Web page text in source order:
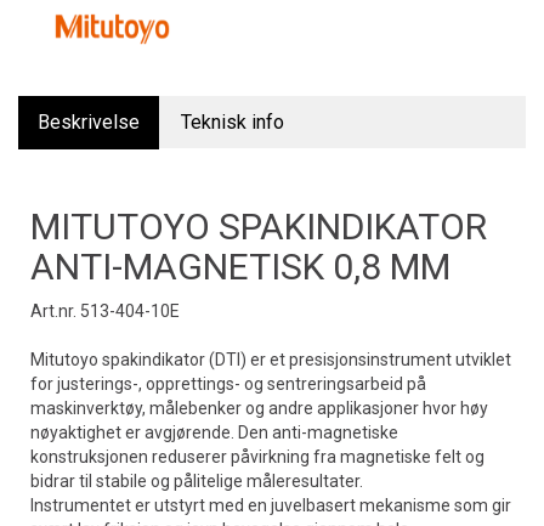
Beskrivelse Teknisk info
MITUTOYO SPAKINDIKATOR
ANTI-MAGNETISK 0,8 MM
Art.nr. 513-404-10E
Mitutoyo spakindikator (DTI) er et presisjonsinstrument utviklet
for justerings-, opprettings- og sentreringsarbeid på
maskinverktøy, målebenker og andre applikasjoner hvor høy
nøyaktighet er avgjørende. Den anti-magnetiske
konstruksjonen reduserer påvirkning fra magnetiske felt og
bidrar til stabile og pålitelige måleresultater.
Instrumentet er utstyrt med en juvelbasert mekanisme som gir